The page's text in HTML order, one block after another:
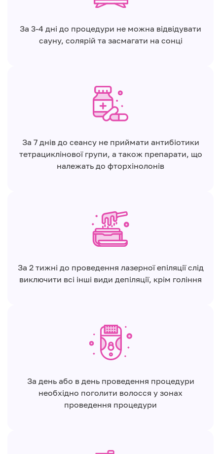
За 3-4 дні до процедури не можна відвідувати
сауну, солярій та засмагати на сонці
За 7 днів до сеансу не приймати антибіотики
тетрациклінової групи, а також препарати, що
належать до фторхінолонів
За 2 тижні до проведення лазерної епіляції слід
виключити всі інші види депіляції, крім гоління
За день або в день проведення процедури
необхідно поголити волосся у зонах
проведення процедури